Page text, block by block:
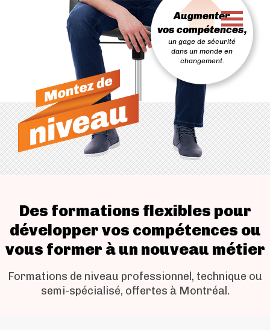
Augmenter
vos compétences,
un gage de sécurité
dans un monde en
changement.
Des formations flexibles pour
développer vos compétences ou
vous former à un nouveau métier
Formations de niveau professionnel, technique ou
semi-spécialisé, offertes à Montréal.